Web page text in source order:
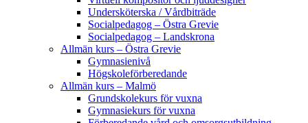
Undersköterska / Vårdbiträde
Socialpedagog – Östra Grevie
Socialpedagog – Landskrona
Allmän kurs – Östra Grevie
Gymnasienivå
Högskoleförberedande
Allmän kurs – Malmö
Grundskolekurs för vuxna
Gymnasiekurs för vuxna